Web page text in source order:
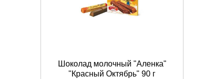
Шоколад молочный "Аленка"
"Красный Октябрь" 90 г